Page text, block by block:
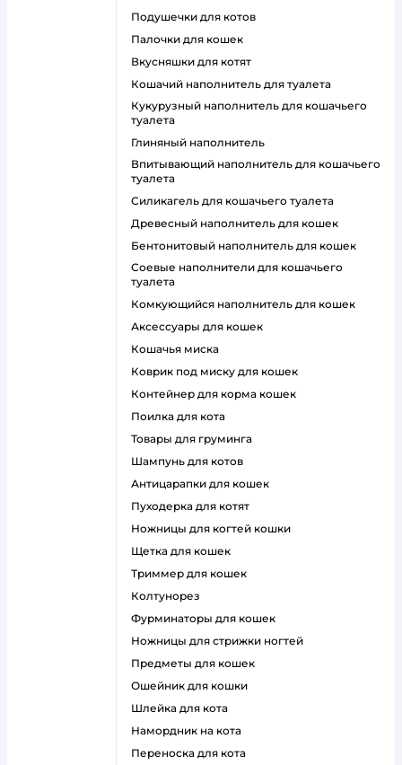
подушечки для котов
палочки для кошек
вкусняшки для котят
кошачий наполнитель для туалета
кукурузный наполнитель для кошачьего
туалета
глиняный наполнитель
впитывающий наполнитель для кошачьего
туалета
силикагель для кошачьего туалета
древесный наполнитель для кошек
бентонитовый наполнитель для кошек
соевые наполнители для кошачьего
туалета
комкующийся наполнитель для кошек
аксессуары для кошек
кошачья миска
коврик под миску для кошек
контейнер для корма кошек
поилка для кота
товары для груминга
шампунь для котов
антицарапки для кошек
пуходерка для котят
ножницы для когтей кошки
щетка для кошек
триммер для кошек
колтунорез
фурминаторы для кошек
ножницы для стрижки ногтей
предметы для кошек
ошейник для кошки
шлейка для кота
намордник на кота
переноска для кота